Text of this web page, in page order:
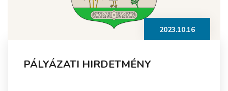
2023.10.16
PÁLYÁZATI HIRDETMÉNY